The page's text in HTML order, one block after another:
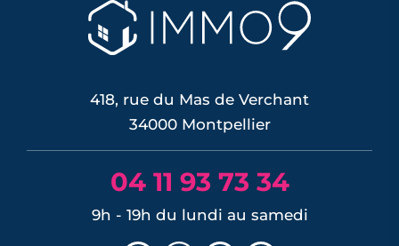
418, rue du Mas de Verchant
34000 Montpellier
04 11 93 73 34
9h - 19h du lundi au samedi